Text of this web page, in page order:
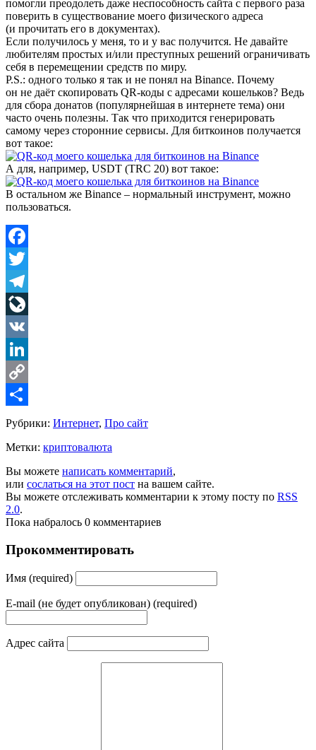
помогли преодолеть даже неспособность сайта с первого раза
поверить в существование моего физического адреса
(и прочитать его в документах).
Если получилось у меня, то и у вас получится. Не давайте
любителям простых и/или преступных решений ограничивать
себя в перемещении средств по миру.
P.S.: одного только я так и не понял на Binance. Почему
он не даёт скопировать QR-коды с адресами кошельков? Ведь
для сбора донатов (популярнейшая в интернете тема) они
часто очень полезны. Так что приходится генерировать
самому через сторонние сервисы. Для биткоинов получается
вот такое:
А для, например, USDT (TRC 20) вот такое:
В остальном же Binance – нормальный инструмент, можно
пользоваться.
Facebook
Twitter
Telegram
LiveJournal
VK
LinkedIn
Copy
Link
Share
Рубрики: Интернет, Про сайт
Метки: криптовалюта
Вы можете написать комментарий,
или сослаться на этот пост на вашем сайте.
Вы можете отслеживать комментарии к этому посту по RSS
2.0.
Пока набралось 0 комментариев
Прокомментировать
Имя (required)
E-mail (не будет опубликован) (required)
Адрес сайта